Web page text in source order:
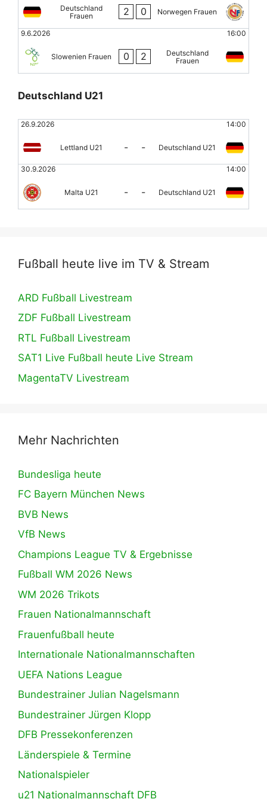
Deutschland
Frauen
2 0 Norwegen Frauen
9.6.2026 16:00
Slowenien Frauen 0 2
Deutschland
Frauen
Deutschland U21
26.9.2026 14:00
Lettland U21 - - Deutschland U21
30.9.2026 14:00
Malta U21 - - Deutschland U21
Fußball heute live im TV & Stream
ARD Fußball Livestream
ZDF Fußball Livestream
RTL Fußball Livestream
SAT1 Live Fußball heute Live Stream
MagentaTV Livestream
Mehr Nachrichten
Bundesliga heute
FC Bayern München News
BVB News
VfB News
Champions League TV & Ergebnisse
Fußball WM 2026 News
WM 2026 Trikots
Frauen Nationalmannschaft
Frauenfußball heute
Internationale Nationalmannschaften
UEFA Nations League
Bundestrainer Julian Nagelsmann
Bundestrainer Jürgen Klopp
DFB Pressekonferenzen
Länderspiele & Termine
Nationalspieler
u21 Nationalmannschaft DFB